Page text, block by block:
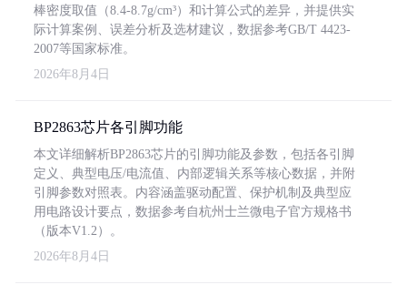
棒密度取值（8.4-8.7g/cm³）和计算公式的差异，并提供实
际计算案例、误差分析及选材建议，数据参考GB/T 4423-
2007等国家标准。
2026年8月4日
BP2863芯片各引脚功能
本文详细解析BP2863芯片的引脚功能及参数，包括各引脚
定义、典型电压/电流值、内部逻辑关系等核心数据，并附
引脚参数对照表。内容涵盖驱动配置、保护机制及典型应
用电路设计要点，数据参考自杭州士兰微电子官方规格书
（版本V1.2）。
2026年8月4日